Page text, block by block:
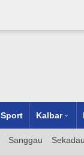
Sport Kalbar
Sanggau Sekadau